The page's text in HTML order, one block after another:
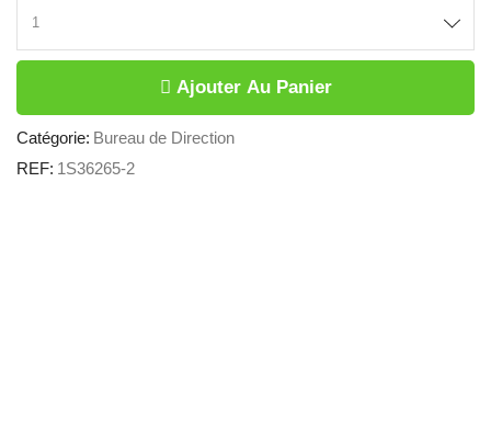
Ajouter Au Panier
Catégorie: Bureau de Direction
REF: 1S36265-2